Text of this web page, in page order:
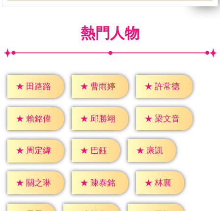
熱門人物
★ 田路路 ★ 曹雨婷 ★ 許常德
★ 賴銘偉 ★ 邱勝翊 ★ 梁文音
★ 周定緯 ★ 巴鈺 ★ 康凱
★ 關之琳 ★ 陳泰銘 ★ 林襄